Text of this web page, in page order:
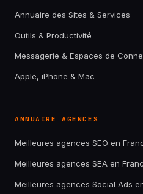
Annuaire des Sites & Services
Outils & Productivité
Messagerie & Espaces de
Apple, iPhone & Mac
ANNUAIRE AGENCES
Meilleures agences SEO en
Meilleures agences SEA en
Meilleures agences Social Ads